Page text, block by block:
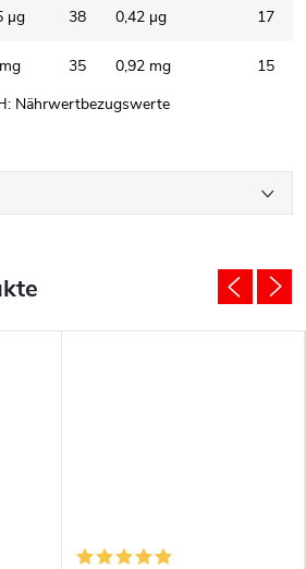
µg 38 0,42 µg 17
35 0,92 mg
15
Nährwertbezugswerte